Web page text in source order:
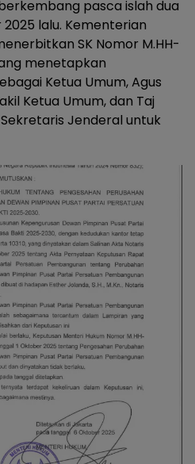
pasca islah dua
lalu. Kementerian
SK Nomor M.HH-
menetapkan
Ketua Umum, Agus
Ketua Umum, dan Taj
Jenderal untuk